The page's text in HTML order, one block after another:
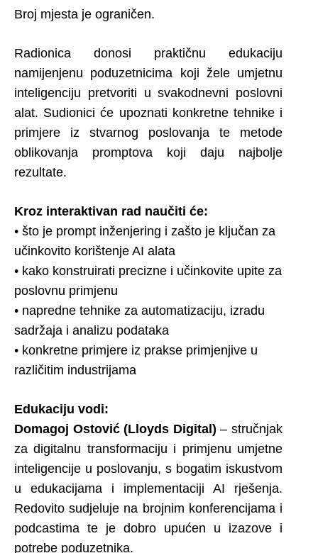
Broj mjesta je ograničen.
Radionica donosi praktičnu edukaciju
namijenjenu poduzetnicima koji žele umjetnu
inteligenciju pretvoriti u svakodnevni poslovni
alat. Sudionici će upoznati konkretne tehnike i
primjere iz stvarnog poslovanja te metode
oblikovanja promptova koji daju najbolje
rezultate.
Kroz interaktivan rad naučiti će:
• što je prompt inženjering i zašto je ključan za
učinkovito korištenje AI alata
• kako konstruirati precizne i učinkovite upite za
poslovnu primjenu
• napredne tehnike za automatizaciju, izradu
sadržaja i analizu podataka
• konkretne primjere iz prakse primjenjive u
različitim industrijama
Edukaciju vodi:
Domagoj Ostović (Lloyds Digital) – stručnjak
za digitalnu transformaciju i primjenu umjetne
inteligencije u poslovanju, s bogatim iskustvom
u edukacijama i implementaciji AI rješenja.
Redovito sudjeluje na brojnim konferencijama i
podcastima te je dobro upućen u izazove i
potrebe poduzetnika.